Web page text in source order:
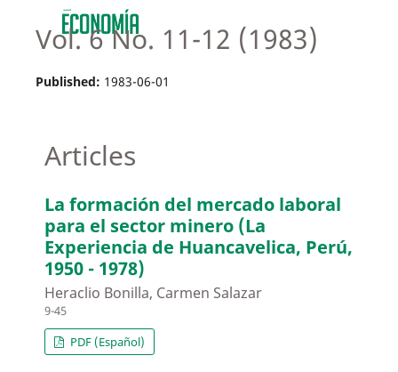
Vol. 6 No. 11-12 (1983)
Published: 1983-06-01
Articles
La formación del mercado laboral
para el sector minero (La
Experiencia de Huancavelica, Perú,
1950 - 1978)
Heraclio Bonilla, Carmen Salazar
9-45
PDF (Español)